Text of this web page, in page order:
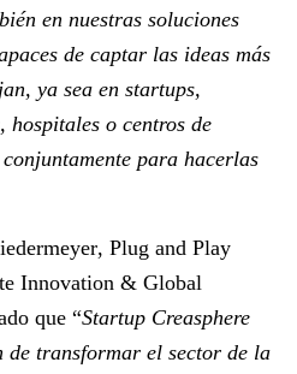
en nuestras soluciones
de captar las ideas más
ya sea en startups,
hospitales o centros de
para hacerlas
, Plug and Play
Innovation & Global
que “Startup Creasphere
de transformar el sector de la